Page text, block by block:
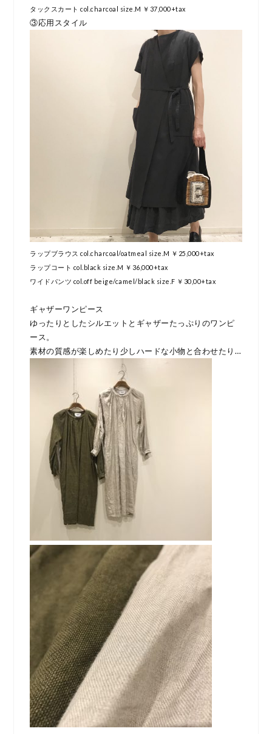
タックスカート col.charcoal size.M ￥37,000+tax
③応用スタイル
ラップブラウス col.charcoal/oatmeal size.M ￥25,000+tax
ラップコート col.black size.M ￥36,000+tax
ワイドパンツ col.off beige/camel/black size.F ￥30,00+tax
ギャザーワンピース
ゆったりとしたシルエットとギャザーたっぷりのワンピ
ース。
素材の質感が楽しめたり少しハードな小物と合わせたり…